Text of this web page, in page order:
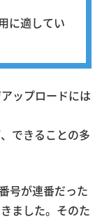
に適してい
ップロードには
できることの多
号が連番だった
ました。そのた